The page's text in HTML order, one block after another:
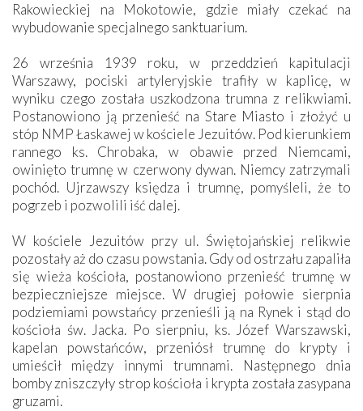
Rakowieckiej na Mokotowie, gdzie miały czekać na
wybudowanie specjalnego sanktuarium.
26 września 1939 roku, w przeddzień kapitulacji
Warszawy, pociski artyleryjskie trafiły w kaplicę, w
wyniku czego została uszkodzona trumna z relikwiami.
Postanowiono ją przenieść na Stare Miasto i złożyć u
stóp NMP Łaskawej w kościele Jezuitów. Pod kierunkiem
rannego ks. Chrobaka, w obawie przed Niemcami,
owinięto trumnę w czerwony dywan. Niemcy zatrzymali
pochód. Ujrzawszy księdza i trumnę, pomyśleli, że to
pogrzeb i pozwolili iść dalej.
W kościele Jezuitów przy ul. Świętojańskiej relikwie
pozostały aż do czasu powstania. Gdy od ostrzału zapaliła
się wieża kościoła, postanowiono przenieść trumnę w
bezpieczniejsze miejsce. W drugiej połowie sierpnia
podziemiami powstańcy przenieśli ją na Rynek i stąd do
kościoła św. Jacka. Po sierpniu, ks. Józef Warszawski,
kapelan powstańców, przeniósł trumnę do krypty i
umieścił między innymi trumnami. Następnego dnia
bomby zniszczyły strop kościoła i krypta została zasypana
gruzami.